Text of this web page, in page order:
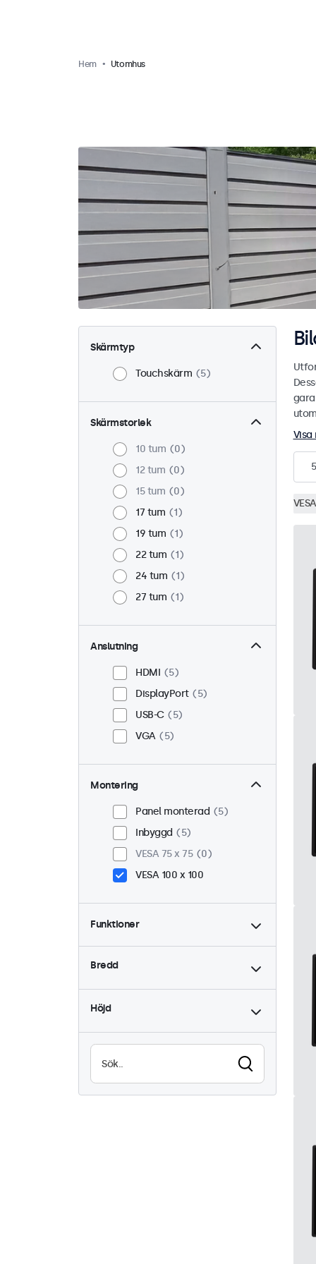
Hem Utomhus
Skärmtyp
Touchskärm 5
Skärmstorlek
10 tum
0
12 tum
0
15 tum
0
17 tum
1
19 tum
1
22 tum
1
24 tum
1
27 tum
1
Anslutning
HDMI
5
DisplayPort
5
USB-C
5
VGA
5
Montering
Panel monterad
5
Inbyggd
5
VESA 75 x 75
0
VESA 100 x 100
Funktioner
4:3 / 5:4
0
Dimning
5
Läsbar i solljus
5
24/7-Användning
5
Bredd
Höjd
Visa
5